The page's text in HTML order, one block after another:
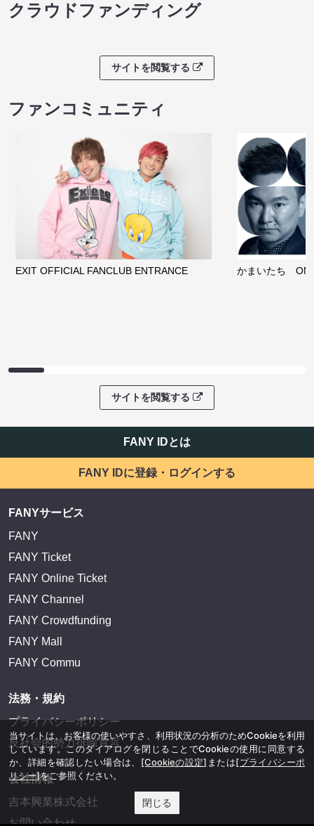
クラウドファンディング
サイトを閲覧する
ファンコミュニティ
EXIT OFFICIAL FANCLUB ENTRANCE かまいたち
サイトを閲覧する
FANY IDとは
FANY IDに登録・ログインする
FANYサービス
FANY
FANY Ticket
FANY Online Ticket
FANY Channel
FANY Crowdfunding
FANY Mall
FANY Commu
法務・規約
プライバシーポリシー
反社会的勢力排除宣言
会社情報
吉本興業株式会社
お問い合わせ
当サイトは、お客様の使いやすさ、利用状況の分析のためCookieを利用
しています。このダイアログを閉じることでCookieの使用に同意する
か、詳細を確認したい場合は、 [Cookieの設定] または[プライバシーポ
リシー]をご参照ください。
閉じる